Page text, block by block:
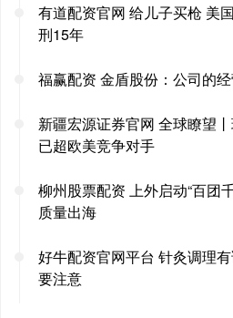
有道配资官网 给儿子买枪 美
刑15年
福赢配资 金盾股份：公司的
新疆宏源证券官网 全球瞭望
已超欧美竞争对手
柳州股票配资 上外启动“百团
质量出海
好牛配资官网平台 针灸调理
要注意